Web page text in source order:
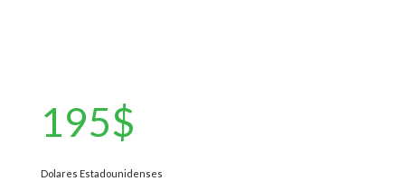
195$
Dolares Estadounidenses